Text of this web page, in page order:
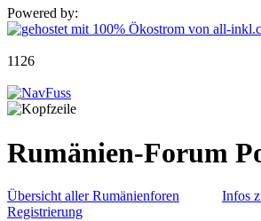
Powered by:
1126
Rumänien-Forum
Übersicht aller Rumänienforen
Registrierung
Infos